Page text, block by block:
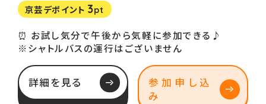
京芸デポイント 3pt
⏰ お試し気分で午後から気軽に参加できる♪
※シャトルバスの運行はございません
詳細を見る
参加申し込
み